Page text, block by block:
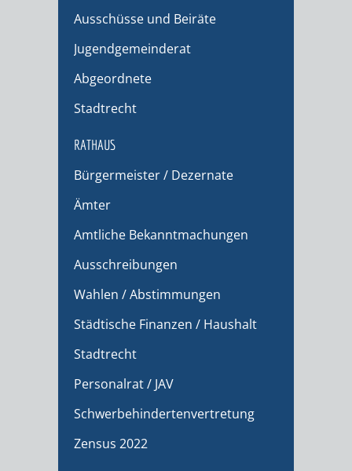
Ausschüsse und Beiräte
Jugendgemeinderat
Abgeordnete
Stadtrecht
RATHAUS
Bürgermeister / Dezernate
Ämter
Amtliche Bekanntmachungen
Ausschreibungen
Wahlen / Abstimmungen
Städtische Finanzen / Haushalt
Stadtrecht
Personalrat / JAV
Schwerbehindertenvertretung
Zensus 2022